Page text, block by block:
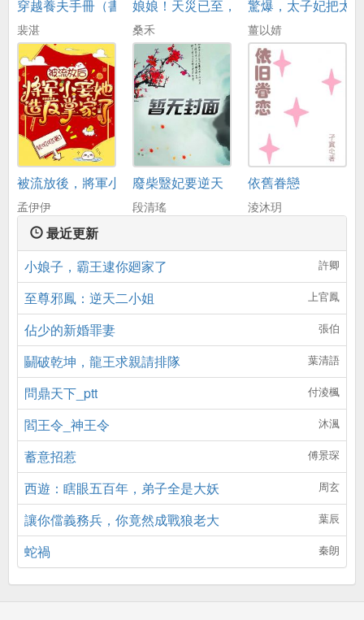
穿越養夫手冊（書號：16958）
裴湛
娘娘！天災已至，快帶瘋批走劇情
桑禾
驚爆，太子妃把太
薑以婧
被流放後，將軍小妾她造反掌家了
孟伊伊
廢柴毉妃要逆天
段清瑤
依舊眷戀
淩沐玥
最近更新
小娘子，霸王逮你廻家了
許卿
至尊邪鳳：逆天二小姐 上官鳳
佔少的新婚罪妻 張伯
鬭破乾坤，龍王求親請排隊 葉清語
問鼎天下_ptt 付淩楓
閻王令_神王令 沐渢
蓄意招惹 傅景琛
西遊：瞎眼五百年，弟子全是大妖 周玄
讓你儅義務兵，你竟然成戰狼老大 葉辰
蛇禍 秦朗